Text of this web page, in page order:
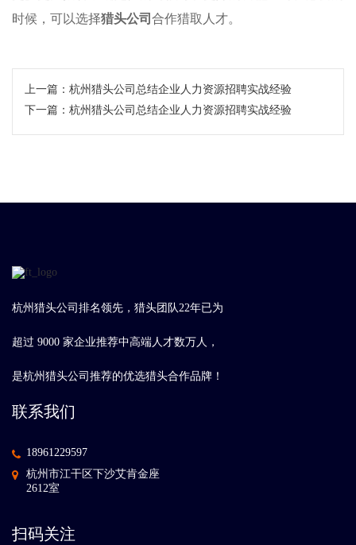
时候，可以选择猎头公司 合作猎取人才。
上一篇： 杭州猎头公司总结企业人力资源招聘实战经验
下一篇： 杭州猎头公司总结企业人力资源招聘实战经验
杭州猎头公司排名领先，猎头团队22年已为
超过 9000 家企业推荐中高端人才数万人，
是杭州猎头公司推荐的优选猎头合作品牌！
联系我们
18961229597
杭州市江干区下沙艾肯金座
2612室
扫码关注